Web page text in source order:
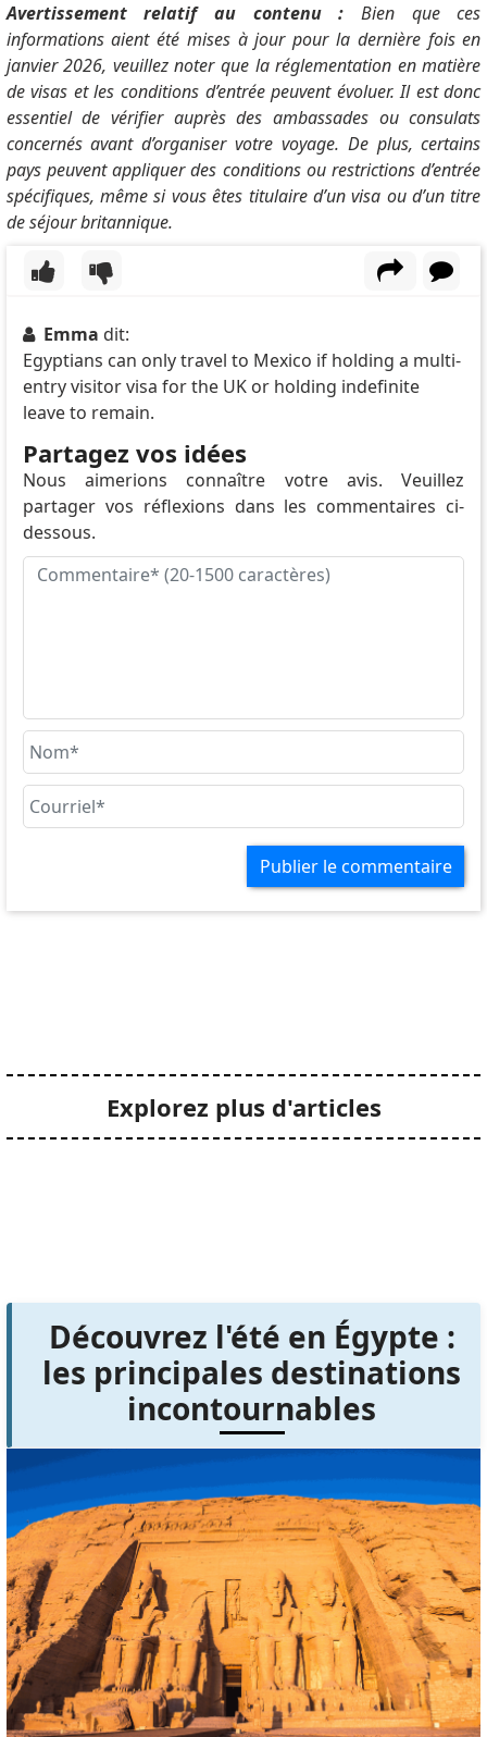
Avertissement relatif au contenu : Bien que ces
informations aient été mises à jour pour la dernière fois en
janvier 2026, veuillez noter que la réglementation en matière
de visas et les conditions d’entrée peuvent évoluer. Il est donc
essentiel de vérifier auprès des ambassades ou consulats
concernés avant d’organiser votre voyage. De plus, certains
pays peuvent appliquer des conditions ou restrictions d’entrée
spécifiques, même si vous êtes titulaire d’un visa ou d’un titre
de séjour britannique.
Emma dit:
Egyptians can only travel to Mexico if holding a multi-
entry visitor visa for the UK or holding indefinite
leave to remain.
Partagez vos idées
Nous aimerions connaître votre avis. Veuillez
partager vos réflexions dans les commentaires ci-
dessous.
Publier le commentaire
Explorez plus d'articles
Découvrez l'été en Égypte :
les principales destinations
incontournables